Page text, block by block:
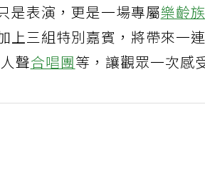
是表演，更是一場專屬樂齡
上三組特別嘉賓，將帶來一
聲合唱團等，讓觀眾一次感